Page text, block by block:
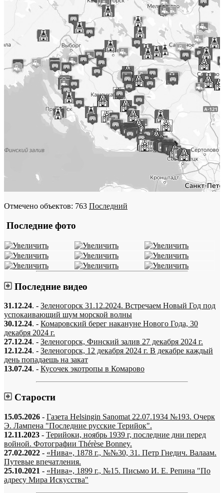
Отмечено объектов: 763 Последний
Последние фото
Последние видео
31.12.24. - Зеленогорск 31.12.2024. Встречаем Новый Год под
успокаивающий шум морской волны
30.12.24. - Комаровский берег накануне Нового Года, 30
декабря 2024 г.
27.12.24. - Зеленогорск, Финский залив 27 декабря 2024 г.
12.12.24. - Зеленогорск, 12 декабря 2024 г. В декабре каждый
день попадаешь на закат
13.07.24. - Кусочек экотропы в Комарово
Старости
15.05.2026 - Газета Helsingin Sanomat 22.07.1934 №193. Очерк
Э. Лампена "Последние русские Терийок".
12.11.2023 - Терийоки, ноябрь 1939 г, последние дни перед
войной. Фотографии Thérèse Bonney.
27.02.2022 - «Нива», 1878 г., №№30, 31. Петр Гнедич. Валаам.
Путевые впечатления.
25.10.2021 - «Нива», 1899 г., №15. Письмо И. Е. Репина "По
адресу Мира Искусства"